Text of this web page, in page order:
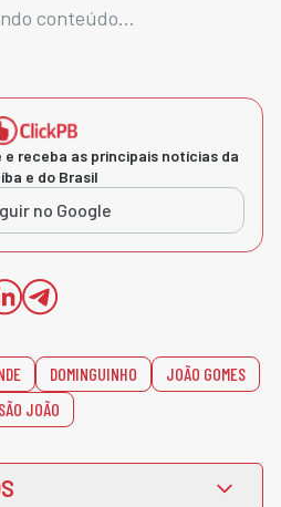
conteúdo...
e receba as principais notícias da
e do Brasil
no Google
DOMINGUINHO
JOÃO GOMES
SÃO JOÃO